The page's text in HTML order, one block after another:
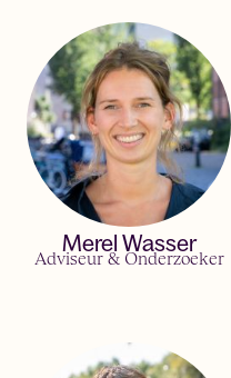
Merel Wasser
Adviseur & Onderzoeker